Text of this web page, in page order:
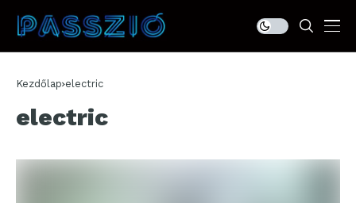
Kezdőlap electric
electric